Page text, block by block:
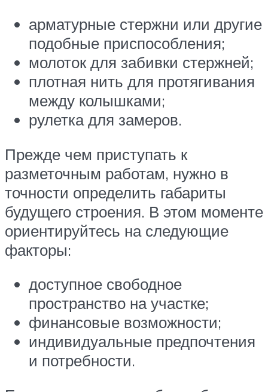
арматурные стержни или другие
подобные приспособления;
молоток для забивки стержней;
плотная нить для протягивания
между колышками;
рулетка для замеров.
Прежде чем приступать к
разметочным работам, нужно в
точности определить габариты
будущего строения. В этом моменте
ориентируйтесь на следующие
факторы:
доступное свободное
пространство на участке;
финансовые возможности;
индивидуальные предпочтения
и потребности.